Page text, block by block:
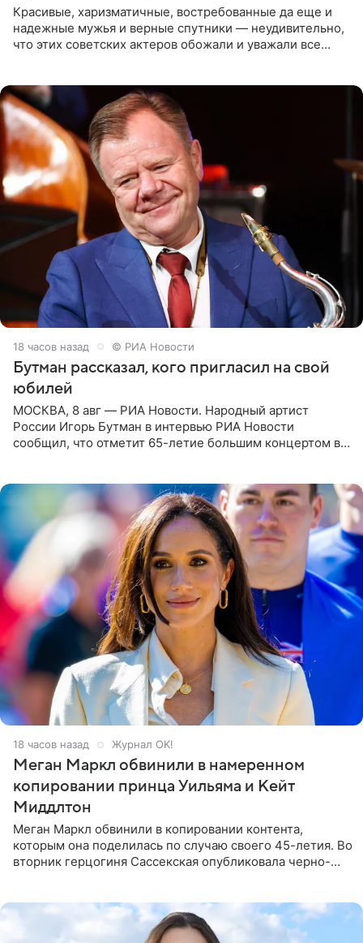
Красивые, харизматичные, востребованные да еще и
надежные мужья и верные спутники — неудивительно,
что этих советских актеров обожали и уважали все
18 часов назад © РИА Новости
Бутман рассказал, кого пригласил на свой
юбилей
МОСКВА, 8 авг — РИА Новости. Народный артист
России Игорь Бутман в интервью РИА Новости
сообщил, что отметит 65-летие большим концертом в
18 часов назад Журнал OK!
Меган Маркл обвинили в намеренном
копировании принца Уильяма и Кейт
Миддлтон
Меган Маркл обвинили в копировании контента,
которым она поделилась по случаю своего 45-летия. Во
вторник герцогиня Сассекская опубликовала черно-